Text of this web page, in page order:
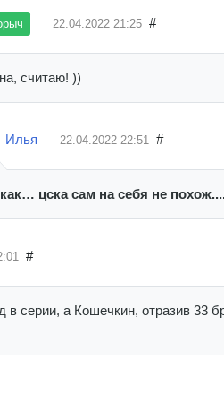
22.04.2022 21:25 #
считаю! ))
Илья 22.04.2022 22:51 #
цска сам на себя не
#
серии, а Кошечкин, отразив 33